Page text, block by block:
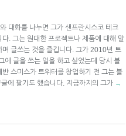
대화를 나누면 그가 샌프란시스코 테크
. 그는 원대한 프로젝트나 제품에 대해 말
글쓰는 것을 즐깁니다. 그가 2010년 트
에 글을 쓰는 일을 하고 싶었는데 당시 블
스미스가 트위터를 창업하기 전 그는 블
에 팔기도 했습니다. 지금까지의 그가 →